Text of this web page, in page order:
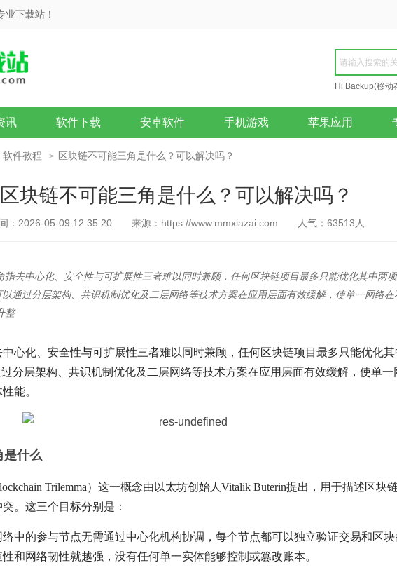
下载站！
Hi Backup(移动
Repair
讯 软件下载 安卓软件 手机游戏 苹果应用
软件教程 > 区块链不可能三角是什么？可以解决吗？
区块链不可能三角是什么？可以解决吗？
：2026-05-09 12:35:20 来源：https://www.mmxiazai.com 人气： 63513 人
指去中心化、安全性与可扩展性三者难以同时兼顾，任何区块链项目最多只能优化其中两
以通过分层架构、共识机制优化及二层网络等技术方案在应用层面有效缓解，使单一网络
整
心化、安全性与可扩展性三者难以同时兼顾，任何区块链项目最多只能优化
分层架构、共识机制优化及二层网络等技术方案在应用层面有效缓解，使单
能。
是什么
Trilemma）这一概念由以太坊创始人Vitalik Buterin提出，用于描述区块
。这三个目标分别是：
络中的参与节点无需通过中心化机构协调，每个节点都可以独立验证交易和区
和网络韧性就越强，没有任何单一实体能够控制或篡改账本。